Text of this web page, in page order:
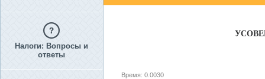
Налоги: Вопросы и
ответы
Время: 0.0030